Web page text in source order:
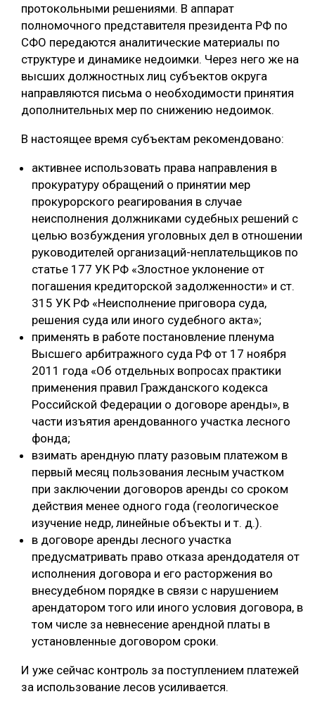
протокольными решениями. В аппарат
полномочного представителя президента РФ по
СФО передаются аналитические материалы по
структуре и динамике недоимки. Через него же на
высших должностных лиц субъектов округа
направляются письма о необходимости принятия
дополнительных мер по снижению недоимок.
В настоящее время субъектам рекомендовано:
активнее использовать права направления в
прокуратуру обращений о принятии мер
прокурорского реагирования в случае
неисполнения должниками судебных решений с
целью возбуждения уголовных дел в отношении
руководителей организаций-неплательщиков по
статье 177 УК РФ «Злостное уклонение от
погашения кредиторской задолженности» и ст.
315 УК РФ «Неисполнение приговора суда,
решения суда или иного судебного акта»;
применять в работе постановление пленума
Высшего арбитражного суда РФ от 17 ноября
2011 года «Об отдельных вопросах практики
применения правил Гражданского кодекса
Российской Федерации о договоре аренды», в
части изъятия арендованного участка лесного
фонда;
взимать арендную плату разовым платежом в
первый месяц пользования лесным участком
при заключении договоров аренды со сроком
действия менее одного года (геологическое
изучение недр, линейные объекты и т. д.).
в договоре аренды лесного участка
предусматривать право отказа арендодателя от
исполнения договора и его расторжения во
внесудебном порядке в связи с нарушением
арендатором того или иного условия договора, в
том числе за невнесение арендной платы в
установленные договором сроки.
И уже сейчас контроль за поступлением платежей
за использование лесов усиливается.